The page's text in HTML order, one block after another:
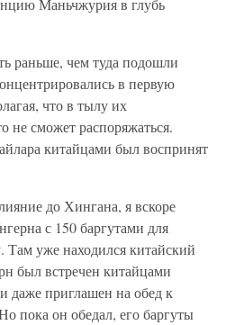
Маньчжурия в глубь
раньше, чем туда подошли
в первую
что в тылу их
не сможет распоряжаться.
китайцами был воспринят
до Хингана, я вскоре
с 150 баргутами для
Там уже находился китайский
был встречен китайцами
даже приглашен на обед к
пока он обедал, его баргуты